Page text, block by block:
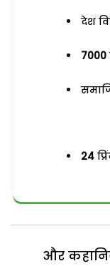
देश
7000
24
और